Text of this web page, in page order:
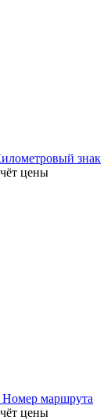
знак
цены
маршрута
цены